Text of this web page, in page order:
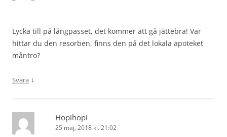
Lycka till på långpasset, det kommer att gå jättebra! Var
hittar du den resorben, finns den på det lokala apoteket
måntro?
Svara ↓
Hopihopi
25 maj, 2018 kl. 21:02